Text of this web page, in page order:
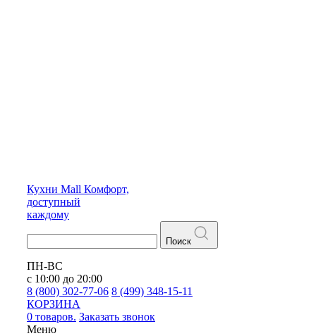
Кухни Mall Комфорт,
доступный
каждому
Поиск
ПН-ВС
с 10:00 до 20:00
8 (800) 302-77-06 8 (499) 348-15-11
КОРЗИНА
0 товаров. Заказать звонок
Меню